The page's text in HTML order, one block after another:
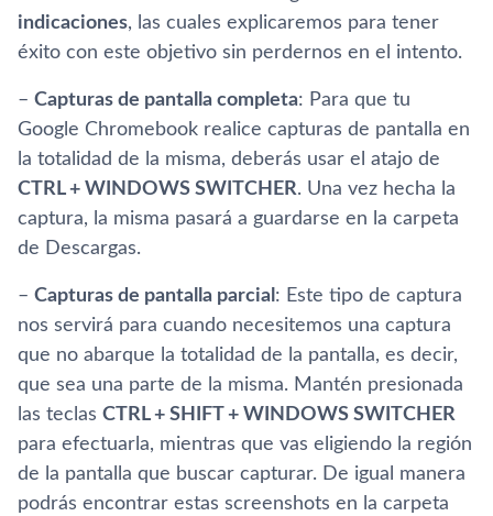
indicaciones, las cuales explicaremos para tener
éxito con este objetivo sin perdernos en el intento.
– Capturas de pantalla completa: Para que tu
Google Chromebook realice capturas de pantalla en
la totalidad de la misma, deberás usar el atajo de
CTRL + WINDOWS SWITCHER. Una vez hecha la
captura, la misma pasará a guardarse en la carpeta
de Descargas.
– Capturas de pantalla parcial : Este tipo de captura
nos servirá para cuando necesitemos una captura
que no abarque la totalidad de la pantalla, es decir,
que sea una parte de la misma. Mantén presionada
las teclas CTRL + SHIFT + WINDOWS SWITCHER
para efectuarla, mientras que vas eligiendo la región
de la pantalla que buscar capturar. De igual manera
podrás encontrar estas screenshots en la carpeta